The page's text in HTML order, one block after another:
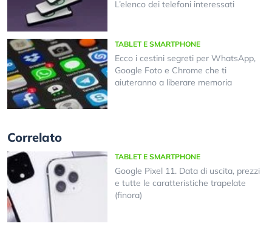
L’elenco dei telefoni interessati
TABLET E SMARTPHONE
Ecco i cestini segreti per WhatsApp,
Google Foto e Chrome che ti
aiuteranno a liberare memoria
Correlato
TABLET E SMARTPHONE
Google Pixel 11. Data di uscita, prezzi
e tutte le caratteristiche trapelate
(finora)